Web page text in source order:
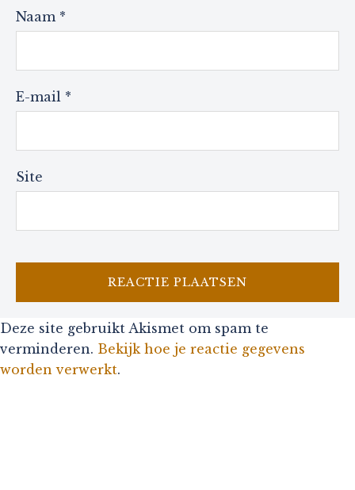
Naam *
E-mail *
Site
Deze site gebruikt Akismet om spam te
verminderen. Bekijk hoe je reactie gegevens
worden verwerkt.